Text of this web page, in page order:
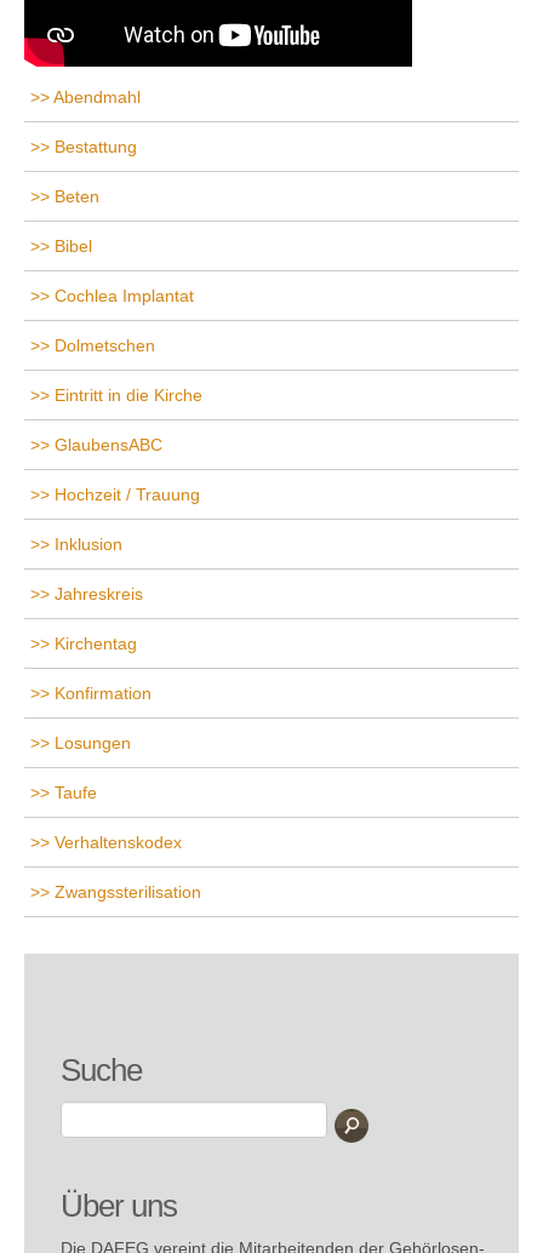
Abendmahl
Bestattung
Beten
Bibel
Cochlea Implantat
Dolmetschen
Eintritt in die Kirche
GlaubensABC
Hochzeit / Trauung
Inklusion
Jahreskreis
Kirchentag
Konfirmation
Losungen
Taufe
Verhaltenskodex
Zwangssterilisation
Suche
Über uns
Die DAFEG vereint die Mitarbeitenden der Gehör­losen­